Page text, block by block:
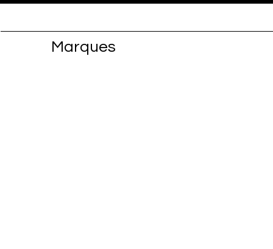
Marques